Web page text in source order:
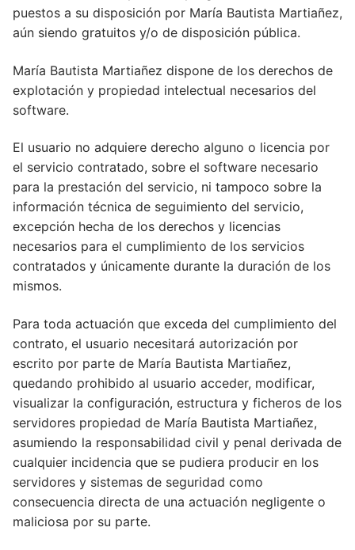
puestos a su disposición por María Bautista Martiañez,
aún siendo gratuitos y/o de disposición pública.
María Bautista Martiañez dispone de los derechos de
explotación y propiedad intelectual necesarios del
software.
El usuario no adquiere derecho alguno o licencia por
el servicio contratado, sobre el software necesario
para la prestación del servicio, ni tampoco sobre la
información técnica de seguimiento del servicio,
excepción hecha de los derechos y licencias
necesarios para el cumplimiento de los servicios
contratados y únicamente durante la duración de los
mismos.
Para toda actuación que exceda del cumplimiento del
contrato, el usuario necesitará autorización por
escrito por parte de María Bautista Martiañez,
quedando prohibido al usuario acceder, modificar,
visualizar la configuración, estructura y ficheros de los
servidores propiedad de María Bautista Martiañez,
asumiendo la responsabilidad civil y penal derivada de
cualquier incidencia que se pudiera producir en los
servidores y sistemas de seguridad como
consecuencia directa de una actuación negligente o
maliciosa por su parte.